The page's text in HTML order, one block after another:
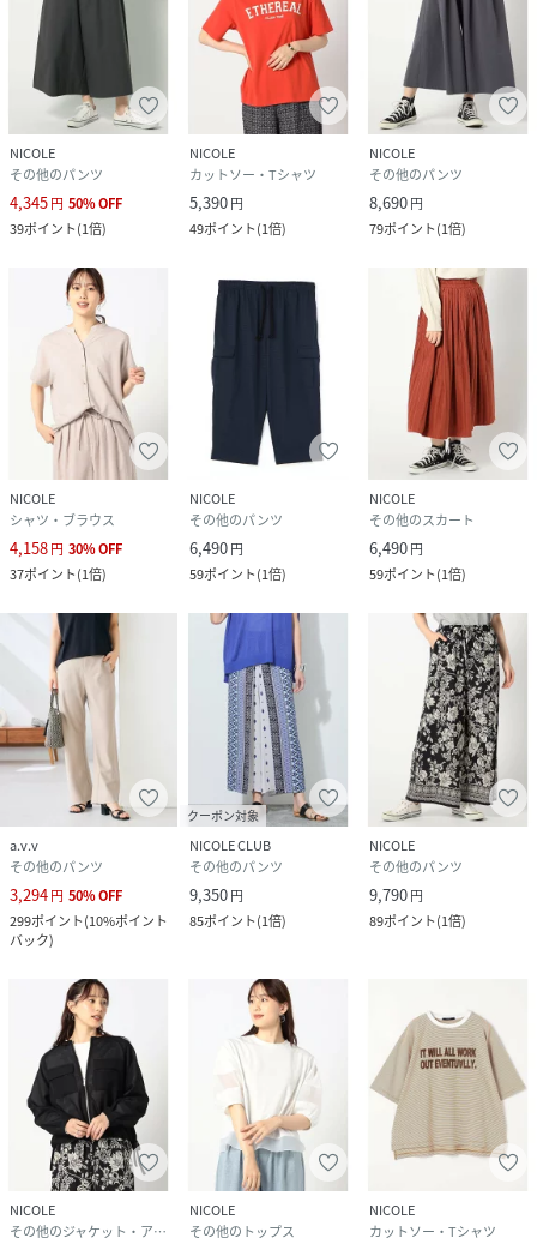
原産国 中国
レーヨン54％ ポリエステル43％ ポリウレタ
サイズ 99(FREE)
クリーニング 手洗い・ドライ
6107-5103-18-99 RA2911
NICOLE
その他のパンツ
4,345円 50%OFF
39ポイント(1倍)
NICOLE
カットソー・Tシャツ
5,390円
49ポイント(1倍)
NICOLE
その他のパンツ
8,690円
79ポイント(1倍)
NICOLE
シャツ・ブラウス
4,158円 30%OFF
37ポイント(1倍)
NICOLE
その他のパンツ
6,490円
59ポイント(1倍)
NICOLE
その他のスカート
6,490円
59ポイント(1倍)
a.v.v
その他のパンツ
3,294円 50%OFF
299ポイント(10%ポイント
バック)
クーポン対象
NICOLE CLUB
その他のパンツ
9,350円
85ポイント(1倍)
NICOLE
その他のパンツ
9,790円
89ポイント(1倍)
NICOLE
その他のジャケット・アウター
NICOLE
その他のトップス
NICOLE
カットソー・Tシャツ